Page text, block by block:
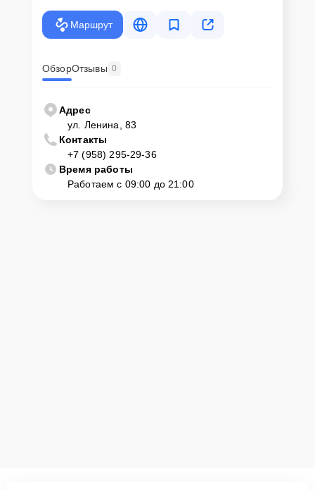
Маршрут
ОбзорОтзывы 0
Адрес
ул. Ленина, 83
Контакты
+7 (958) 295-29-36
Время работы
Работаем с 09:00 до 21:00